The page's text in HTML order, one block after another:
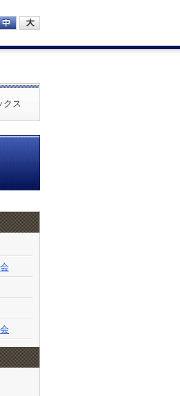
クス